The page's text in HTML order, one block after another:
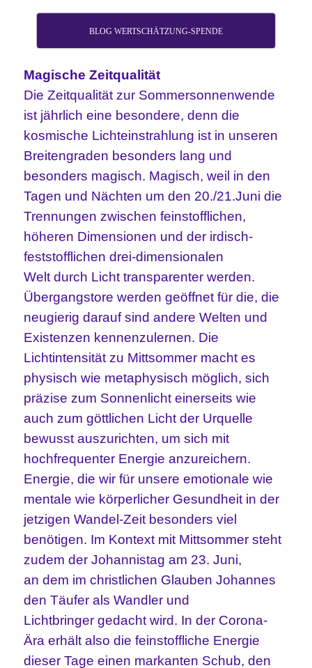
BLOG WERTSCHÄTZUNG-SPENDE
MagischeZeitqualität
Die Zeitqualität zur Sommersonnenwende
ist jährlich eine besondere, denn die
kosmische Lichteinstrahlung ist in unseren
Breitengraden besonders lang und
besonders magisch. Magisch, weil in den
Tagen und Nächten um den 20./21.Juni die
Trennungenzwischen feinstofflichen,
höheren Dimensionen und der irdisch-
feststofflichen drei-dimensionalen
Weltdurch Licht transparenter werden.
Übergangstore werden geöffnet für die, die
neugierig darauf sind andere Welten und
Existenzen kennenzulernen. Die
Lichtintensität zu Mittsommer macht es
physisch wie metaphysisch möglich, sich
präzisezum Sonnenlicht einerseits wie
auch zum göttlichen Licht der Urquelle
bewusstauszurichten, um sich mit
hochfrequenter Energie anzureichern.
Energie, die wir für unsere emotionale wie
mentale wie körperlicher Gesundheit in der
jetzigen Wandel-Zeit besonders viel
benötigen. Im Kontext mit Mittsommer steht
zudem derJohannistagam 23. Juni,
andem im christlichen Glauben Johannes
den Täufer alsWandler und
Lichtbringergedacht wird. In der Corona-
Ära erhält also die feinstoffliche Energie
dieser Tage einen markanten Schub, den